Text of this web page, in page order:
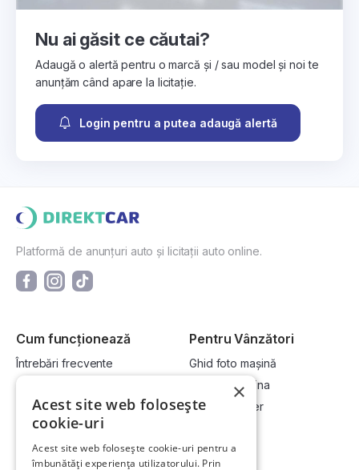
Nu ai găsit ce căutai?
Adaugă o alertă pentru o marcă și / sau model și noi te
anunțăm când apare la licitație.
Login pentru a putea adaugă alertă
Platformă de anunțuri auto și licitații auto online.
Cum funcționează
Întrebări frecvente
Cum vând la licitație?
Pentru Vânzători
Ghid foto mașină
Vinde-ți mașina
Devino dealer
Link-uri utile Compania
×
Acest site web folosește
cookie-uri
Acest site web folosește cookie-uri pentru a
îmbunătăți experiența utilizatorului. Prin